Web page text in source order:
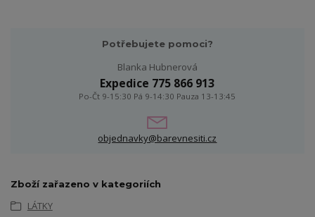
Potřebujete pomoci?
Blanka Hubnerová
Expedice 775 866 913
Po-Čt 9-15:30 Pá 9-14:30 Pauza 13-13:45
objednavky@barevnesiti.cz
Zboží zařazeno v kategoriích
LÁTKY